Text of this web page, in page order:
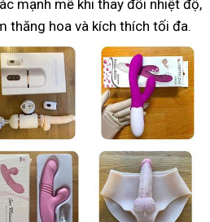
mạnh mẽ khi thay đổi nhiệt độ,
thăng hoa và kích thích tối đa.